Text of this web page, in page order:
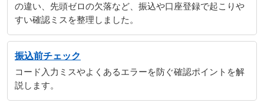
の違い、先頭ゼロの欠落など、振込や口座登録で起こりや
すい確認ミスを整理しました。
振込前チェック
コード入力ミスやよくあるエラーを防ぐ確認ポイントを解
説します。